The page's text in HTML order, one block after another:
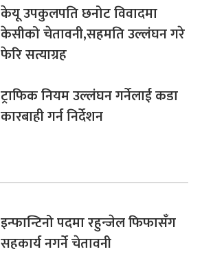
केयू उपकुलपति छनोट विवादमा
केसीको चेतावनी,सहमति उल्लंघन गरे
फेरि सत्याग्रह
ट्राफिक नियम उल्लंघन गर्नेलाई कडा
कारबाही गर्न निर्देशन
इन्फान्टिनो पदमा रहुन्जेल फिफासँग
सहकार्य नगर्ने चेतावनी